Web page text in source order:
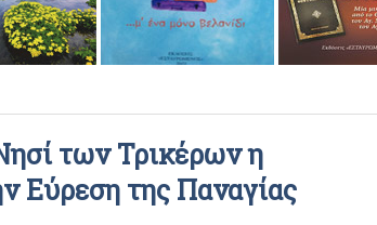
ΒΙΝΤΕΟ
των Τρικέρων η
Εύρεση της Παναγίας